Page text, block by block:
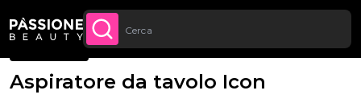
Sconto quantità: dal -5% sugli ordini a
partire da 250€
Briciole di pane
Apparecchiature e Strumenti
Aspiratore da tavolo Icon